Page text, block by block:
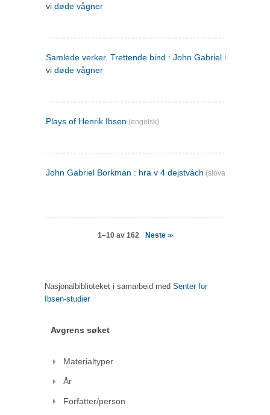
vi døde vågner
Samlede verker. Trettende bind : John Gabriel Borkman ;
vi døde vågner
Plays of Henrik Ibsen (engelsk)
John Gabriel Borkman : hra v 4 dejstvách (slovakisk)
1–10 av 162 Neste >>
Nasjonalbiblioteket i samarbeid med Senter for
Ibsen-studier
Avgrens søket
Materialtyper
År
Forfatter/person